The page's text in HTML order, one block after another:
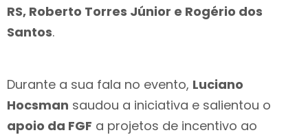
RS, Roberto Torres Júnior e Rogério dos
Santos.
Durante a sua fala no evento, Luciano
Hocsman saudou a iniciativa e salientou o
apoio da FGF a projetos de incentivo ao